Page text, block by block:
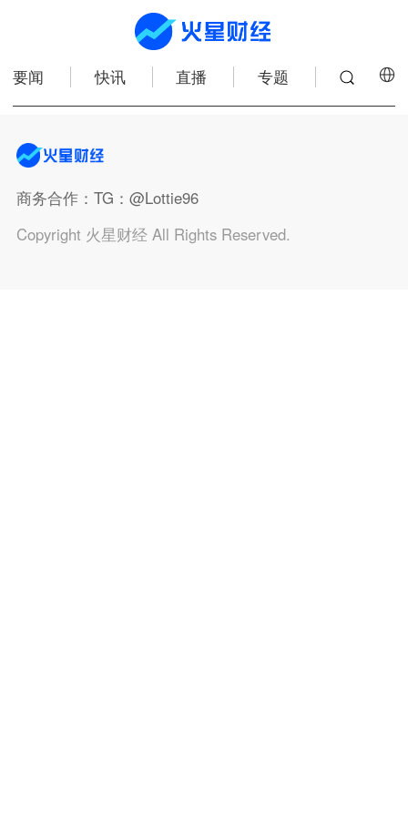
要闻 快讯 直播 专题
商务合作：TG：@Lottie96
Copyright 火星财经 All Rights Reserved.